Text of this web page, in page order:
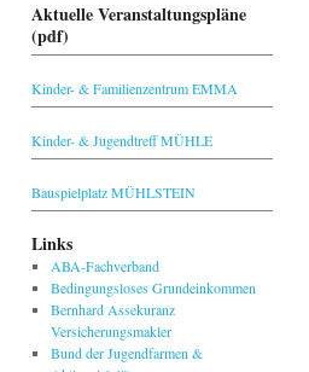
Aktuelle Veranstaltungspläne
(pdf)
Kinder- & Familienzentrum EMMA
Kinder- & Jugendtreff MÜHLE
Bauspielplatz MÜHLSTEIN
Links
ABA-Fachverband
Bedingungsloses Grundeinkommen
Bernhard Assekuranz
Versicherungsmakler
Bund der Jugendfarmen &